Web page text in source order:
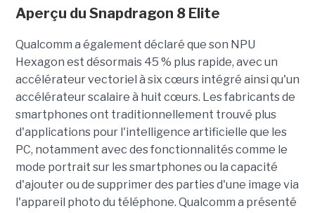
Aperçu du Snapdragon 8 Elite
Qualcomm a également déclaré que son NPU
Hexagon est désormais 45 % plus rapide, avec un
accélérateur vectoriel à six cœurs intégré ainsi qu'un
accélérateur scalaire à huit cœurs. Les fabricants de
smartphones ont traditionnellement trouvé plus
d'applications pour l'intelligence artificielle que les
PC, notamment avec des fonctionnalités comme le
mode portrait sur les smartphones ou la capacité
d'ajouter ou de supprimer des parties d'une image via
l'appareil photo du téléphone. Qualcomm a présenté